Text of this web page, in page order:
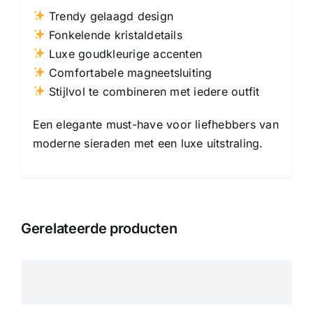
Trendy gelaagd design
Fonkelende kristaldetails
Luxe goudkleurige accenten
Comfortabele magneetsluiting
Stijlvol te combineren met iedere outfit
Een elegante must-have voor liefhebbers van
moderne sieraden met een luxe uitstraling.
Gerelateerde producten